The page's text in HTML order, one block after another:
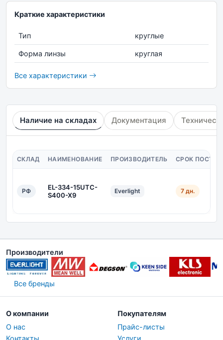
Краткие характеристики
Тип круглые
Форма линзы круглая
Все характеристики
Наличие на складах Документация
СКЛАД НАИМЕНОВАНИЕ ПРОИЗВОДИТЕЛЬ СРОК
РФ
EL-334-15UTC-
S400-X9
Everlight 7 дн.
Производители
Все бренды
О компании
О нас
Контакты
Покупателям
Прайс-листы
Услуги